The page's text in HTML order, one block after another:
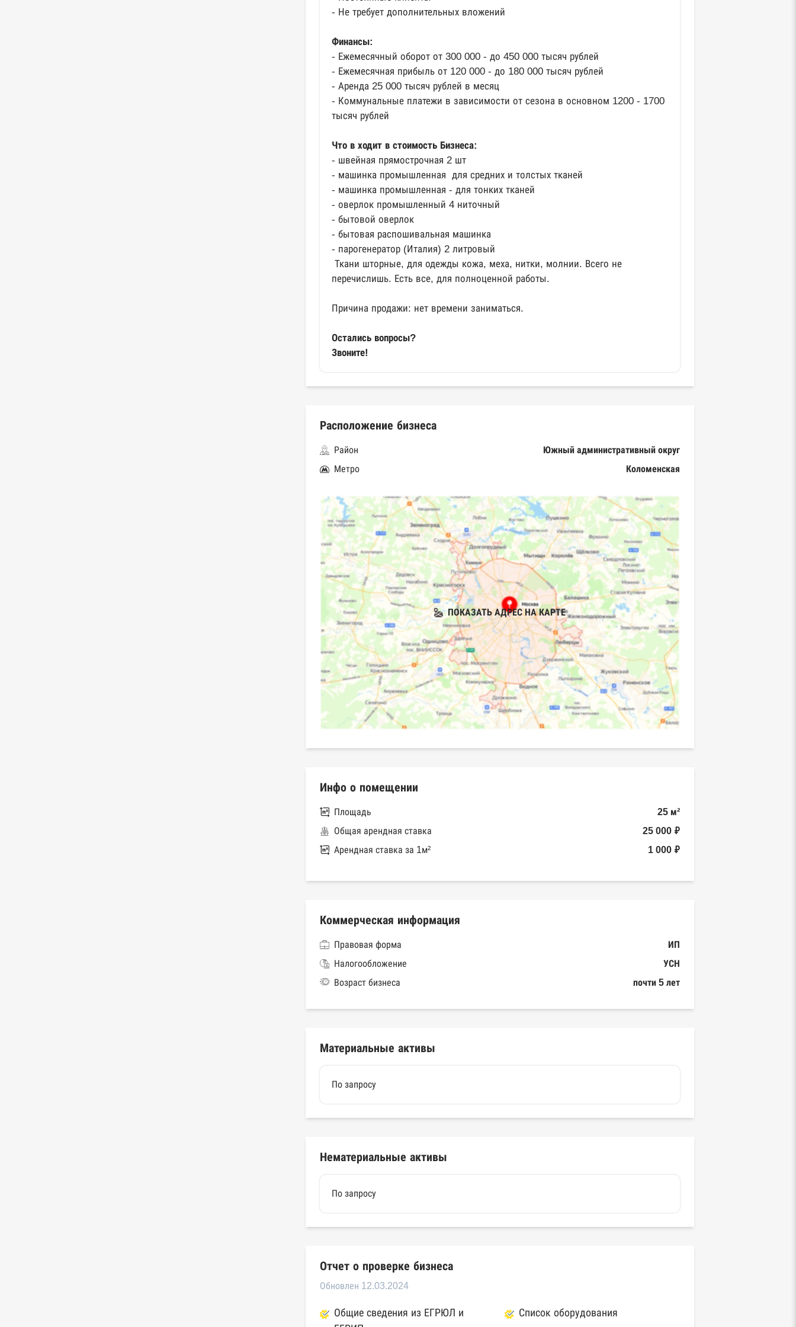
- Не требует дополнительных вложений
Финансы:
- Ежемесячный оборот от 300 000 - до 450 000 тысяч рублей
- Ежемесячная прибыль от 120 000 - до 180 000 тысяч рублей
- Аренда 25 000 тысяч рублей в месяц
- Коммунальные платежи в зависимости от сезона в основном 1200 - 1700
тысяч рублей
Что в ходит в стоимость Бизнеса:
- швейная прямострочная 2 шт
- машинка промышленная для средних и толстых тканей
- машинка промышленная - для тонких тканей
- оверлок промышленный 4 ниточный
- бытовой оверлок
- бытовая распошивальная машинка
- парогенератор (Италия) 2 литровый
Ткани шторные, для одежды кожа, меха, нитки, молнии. Всего не
перечислишь. Есть все, для полноценной работы.
Причина продажи: нет времени заниматься.
Остались вопросы?
Звоните!
Расположение бизнеса
Район
Южный административный округ
Метро
Коломенская
ПОКАЗАТЬ АДРЕС НА КАРТЕ
Инфо о помещении
Площадь
25 м²
Общая арендная ставка
25 000 ₽
Арендная ставка за 1м²
1 000 ₽
Коммерческая информация
Правовая форма
ИП
Налогообложение
УСН
Возраст бизнеса
почти 5 лет
Материальные активы
По запросу
Нематериальные активы
По запросу
Отчет о проверке бизнеса
Обновлен 12.03.2024
Общие сведения из ЕГРЮЛ и
Список оборудования